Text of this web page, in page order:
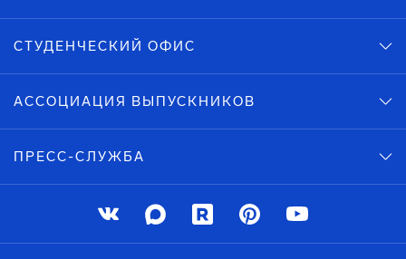
СТУДЕНЧЕСКИЙ ОФИС
АССОЦИАЦИЯ ВЫПУСКНИКОВ
ПРЕСС-СЛУЖБА